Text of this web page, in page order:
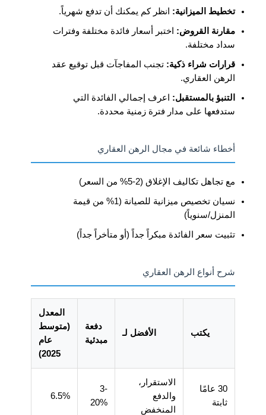
تخطيط الميزانية: انظر كم يمكنك أن تدفع شهرياً.
مقارنة القروض: اختبر أسعار فائدة مختلفة وفترات
سداد مختلفة.
قرارات شراء ذكية: تجنب المفاجآت قبل توقيع عقد
الرهن العقاري.
التنبؤ بالمستقبل: اعرف إجمالي الفائدة التي
ستدفعها على مدار فترة زمنية محددة.
أخطاء شائعة في مجال الرهن العقاري
مع تجاهل تكاليف الإغلاق (2-5% من السعر)
نسيان تخصيص ميزانية للصيانة (1% من قيمة
المنزل/سنوياً)
تثبيت سعر الفائدة مبكراً جداً (أو متأخراً جداً)
شرح أنواع الرهن العقاري
يكتب الأفضل لـ
دفعة
مبدئية
المعدل
(متوسط
​​عام
2025)
30 عامًا
ثابتة
الاستقرار،
والدفع
المنخفض
3-
20%
6.5%